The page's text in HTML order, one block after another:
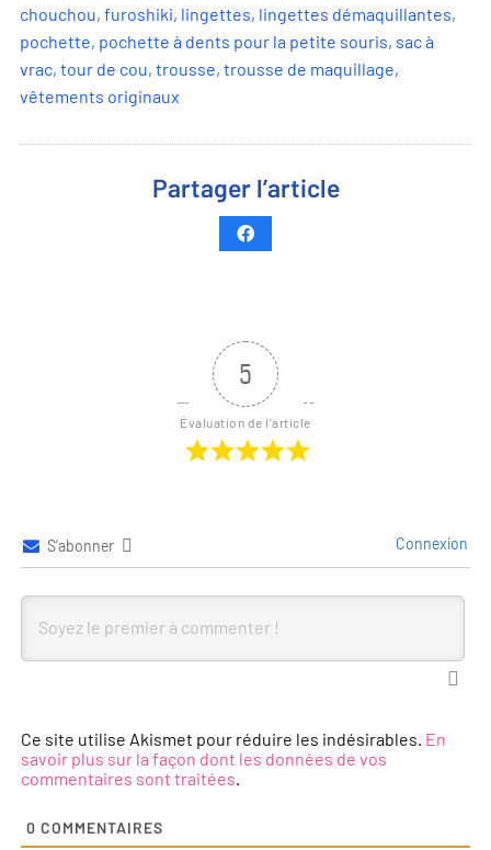
chouchou, furoshiki, lingettes, lingettes démaquillantes,
pochette, pochette à dents pour la petite souris, sac à
vrac, tour de cou, trousse, trousse de maquillage,
vêtements originaux
Partager l’article
5
Évaluation de l'article
S’abonner Connexion
Ce site utilise Akismet pour réduire les indésirables. En
savoir plus sur la façon dont les données de vos
commentaires sont traitées.
0 COMMENTAIRES